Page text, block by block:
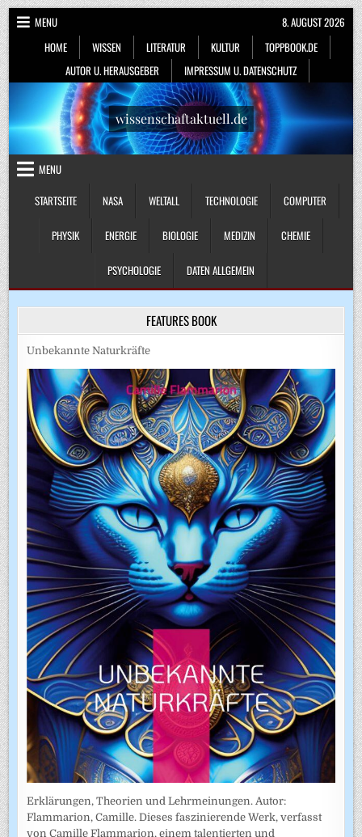
Skip
to
content
MENU
HOME
WISSEN LITERATUR KULTUR
TOPPBOOK.DE
AUTOR U. HERAUSGEBER
IMPRESSUM U. DATENSCHUTZ
8. AUGUST 2026
wissenschaftaktuell.de
MENU
STARTSEITE
NASA WELTALL TECHNOLOGIE COMPUTER
PHYSIK ENERGIE BIOLOGIE MEDIZIN CHEMIE
PSYCHOLOGIE DATEN ALLGEMEIN
FEATURES BOOK
Unbekannte Naturkräfte
Erklärungen, Theorien und Lehrmeinungen. Autor:
Flammarion, Camille. Dieses faszinierende Werk, verfasst
von Camille Flammarion, einem talentierten und